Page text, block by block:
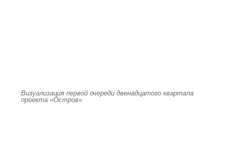
Визуализация первой очереди двенадцатого квартала
проекта «Остров»